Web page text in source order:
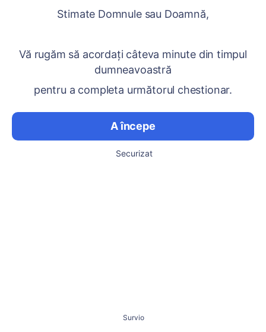
Stimate Domnule sau Doamnă,
Vă rugăm să acordați câteva minute din timpul
dumneavoastră
pentru a completa următorul chestionar.
A începe
Securizat
Survio